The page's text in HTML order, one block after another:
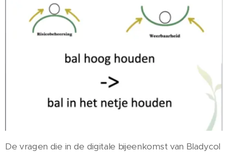
De vragen die in de digitale bijeenkomst van Bladycol